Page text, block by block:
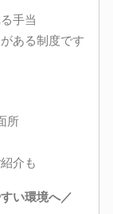
手当
ある制度です
所
介も
い環境へ／